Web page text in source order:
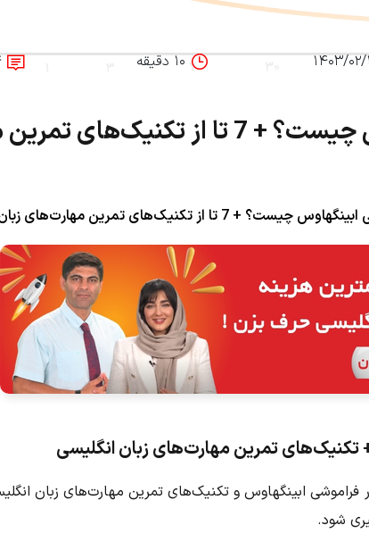
۰۲/۱۶ ۱۰ دقیقه
نمودار فراموشی ابینگهاوس چیست؟ + 7 تا از
7 تا از تکنیک‌های تمرین مهارت‌های زبان انگلیسی
تمرین مهارت‌های زبان انگلیسی
فراموشی ابینگهاوس و تکنیک‌های تمرین مهارت‌های زبان
شود.